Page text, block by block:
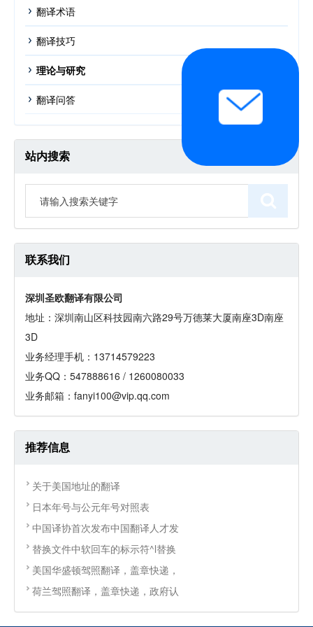
翻译术语
翻译技巧
理论与研究
翻译问答
站内搜索
联系我们
深圳圣欧翻译有限公司
地址：深圳南山区科技园南六路29号万德莱大厦南座3D南座
3D
业务经理手机：13714579223
业务QQ：547888616 / 1260080033
业务邮箱：fanyi100@vip.qq.com
推荐信息
关于美国地址的翻译
日本年号与公元年号对照表
中国译协首次发布中国翻译人才发
替换文件中软回车的标示符^l替换
美国华盛顿驾照翻译，盖章快递，
荷兰驾照翻译，盖章快递，政府认